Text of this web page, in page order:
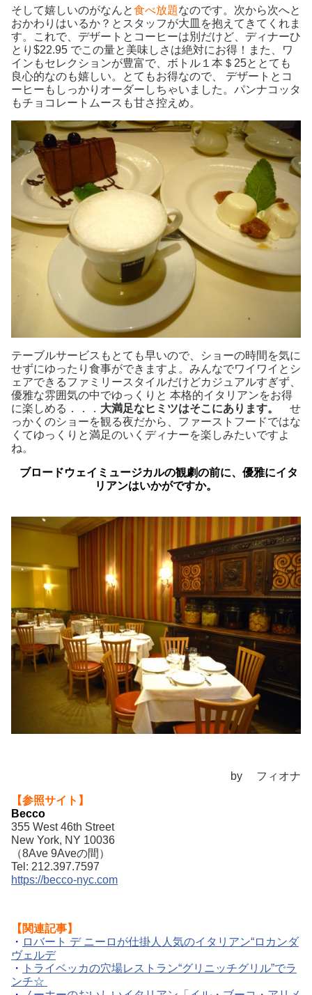
そして嬉しいのがなんと食べ放題なのです。次から次へと
おかわりはいるか？とスタッフが大皿を抱えてきてくれま
す。これで、デザートとコーヒーは別だけど、ディナーひ
とり$22.95 でこの量と美味しさは絶対にお得！また、ワ
インもセレクションが豊富で、ボトル１本＄25ととても
良心的なのも嬉しい。とてもお得なので、 デザートとコ
ーヒーもしっかりオーダーしちゃいました。パンナコッタ
もチョコレートムースも甘さ控えめ。
テーブルサービスもとても早いので、ショーの時間を気に
せずにゆったり食事ができますよ。みんなでワイワイとシ
ェアできるファミリースタイルだけどカジュアルすぎず、
優雅な雰囲気の中でゆっくりと 本格的イタリアンをお得
に楽しめる．．． 大満足なヒミツはそこにあります。 せ
っかくのショーを観る夜だから、ファーストフードではな
くてゆっくりと満足のいくディナーを楽しみたいですよ
ね。
ブロードウェイミュージカルの観劇の前に、優雅にイタ
リアンはいかがですか。
by フィオナ
【参照サイト】
Becco
355 West 46th Street
New York, NY 10036
（8Ave 9Aveの間）
Tel: 212.397.7597
https://becco-nyc.com
【関連記事】
・ ロバート デ ニーロが仕掛人人気のイタリアン“ロカンダ
ヴェルデ
・
トライベッカの穴場レストラン“グリニッチグリル”でラ
ンチ☆